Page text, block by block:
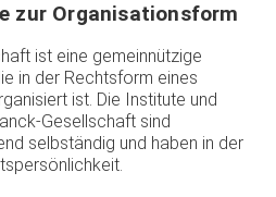
zur Organisationsform
ist eine gemeinnützige
in der Rechtsform eines
ist. Die Institute und
Gesellschaft sind
selbständig und haben in der